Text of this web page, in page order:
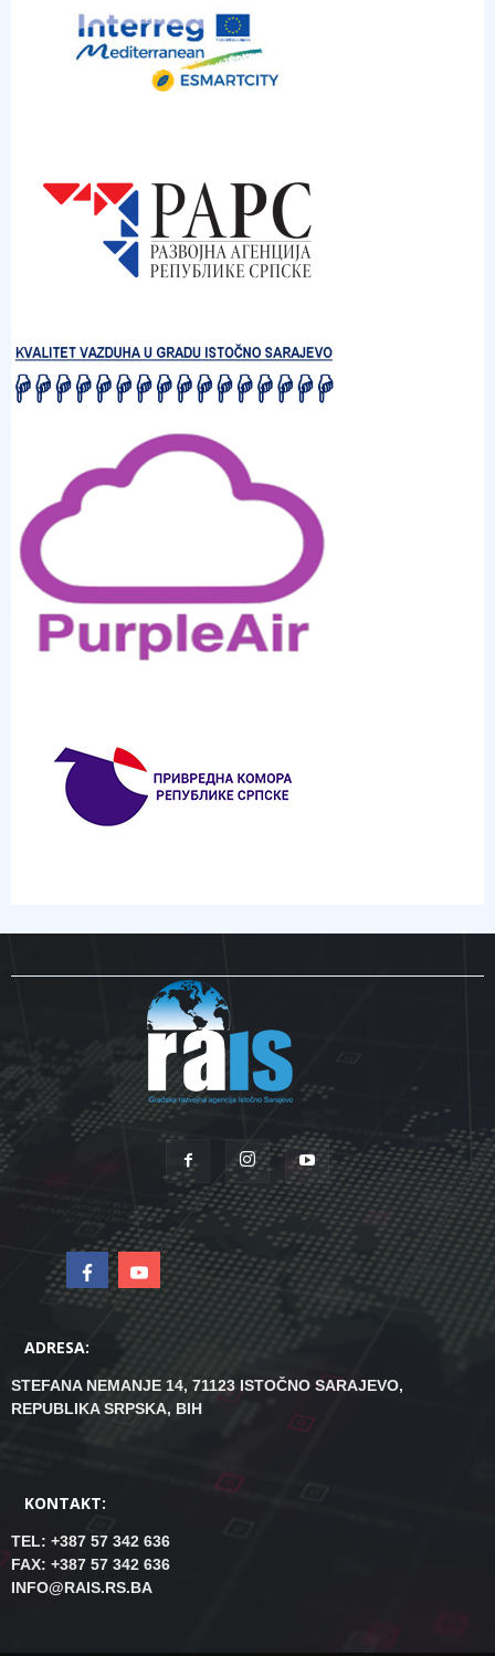
ADRESA:
STEFANA NEMANJE 14, 71123 ISTOČNO SARAJEVO,
REPUBLIKA SRPSKA, BIH
KONTAKT:
TEL: +387 57 342 636
FAX: +387 57 342 636
INFO@RAIS.RS.BA